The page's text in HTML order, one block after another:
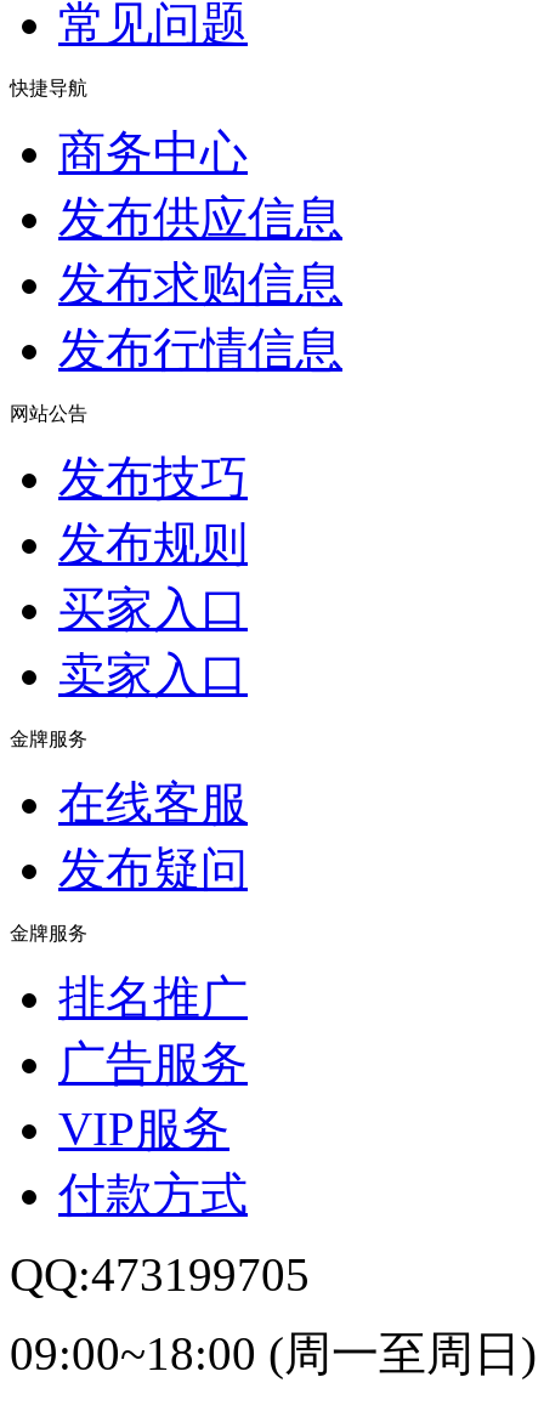
常见问题
快捷导航
商务中心
发布供应信息
发布求购信息
发布行情信息
网站公告
发布技巧
发布规则
买家入口
卖家入口
金牌服务
在线客服
发布疑问
金牌服务
排名推广
广告服务
VIP服务
付款方式
QQ:473199705
09:00~18:00 (周一至周日)